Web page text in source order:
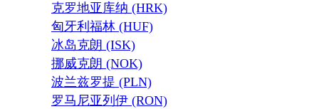
克罗地亚库纳 (HRK)
匈牙利福林 (HUF)
冰岛克朗 (ISK)
挪威克朗 (NOK)
波兰兹罗提 (PLN)
罗马尼亚列伊 (RON)